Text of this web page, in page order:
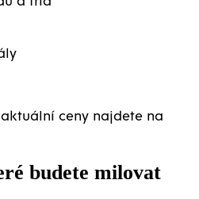
ceny najdete na
budete milovat